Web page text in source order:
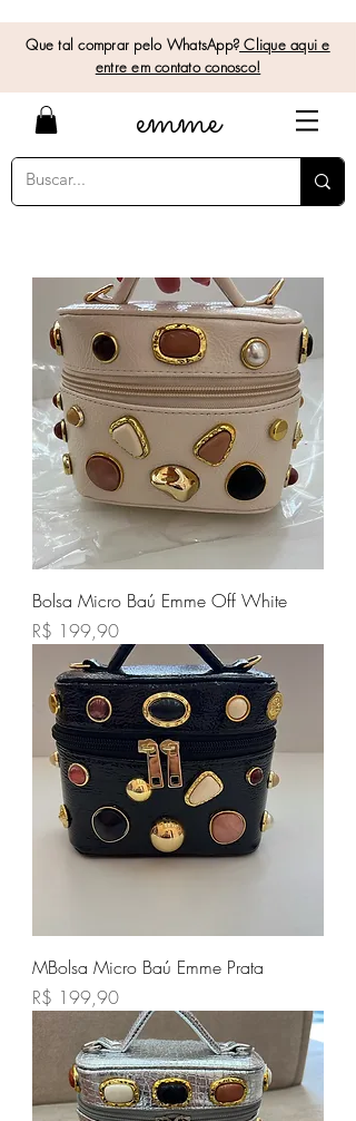
Que tal comprar pelo WhatsApp? Clique aqui e
entre em contato conosco!
emme
Bolsa Micro Baú Emme Off White
Preço
R$ 199,90
MBolsa Micro Baú Emme Prata
Preço
R$ 199,90